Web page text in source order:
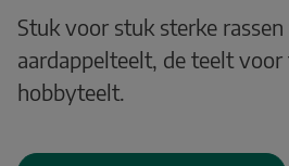
Stuk voor stuk sterke
aardappelteelt, de teelt
hobbyteelt.